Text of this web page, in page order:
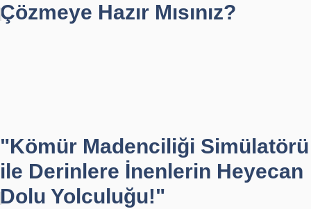
Çözmeye Hazır Mısınız?
"Kömür Madenciliği Simülatörü
ile Derinlere İnenlerin Heyecan
Dolu Yolculuğu!"